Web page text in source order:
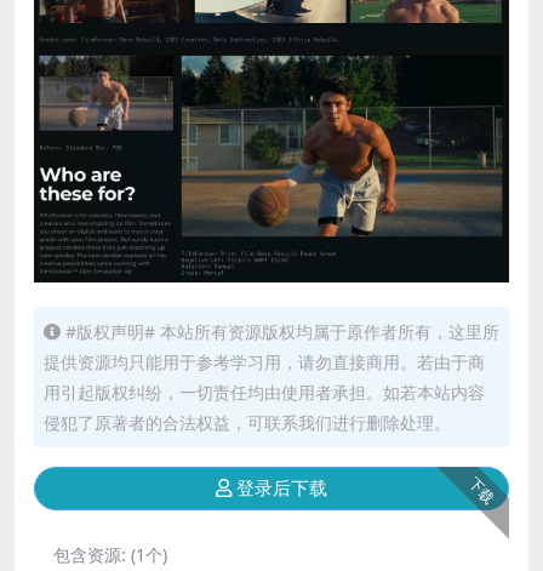
#版权声明# 本站所有资源版权均属于原作者所有，这里所
提供资源均只能用于参考学习用，请勿直接商用。若由于商
用引起版权纠纷，一切责任均由使用者承担。如若本站内容
侵犯了原著者的合法权益，可联系我们进行删除处理。
下载
登录后下载
包含资源: (1个)